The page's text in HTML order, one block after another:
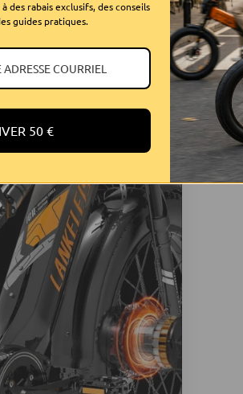
MG800 Max
Sardabike
des rabais exclusifs, des conseils
guides pratiques.
50 €